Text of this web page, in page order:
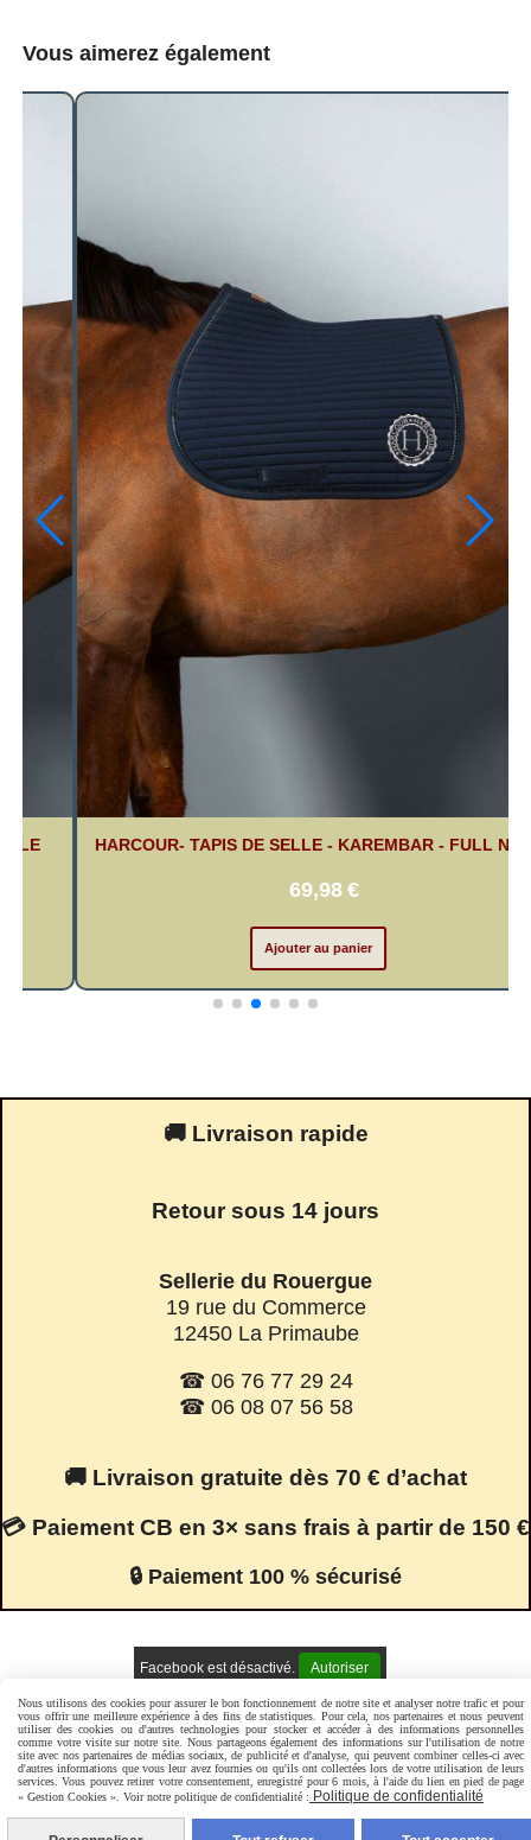
Vous aimerez également
HARCOUR- TAPIS DE SELLE - KAREMBAR -BLUSH
69,98€
Ajouter au panier
🚚 Livraison rapide
Retour sous 14 jours
Sellerie du Rouergue
19 rue du Commerce
12450 La Primaube
☎ 06 76 77 29 24
☎ 06 08 07 56 58
🚚 Livraison gratuite dès 70 € d’achat
💳 Paiement CB en 3× sans frais à partir de 150 €
🔒 Paiement 100 % sécurisé
Facebook est désactivé. Autoriser
Mentions Légales
Conditions générales de vente
Politique de confidentialité
Gestion cookies Mon Compte
Nous utilisons des cookies pour assurer le bon fonctionnement de notre site et analyser notre trafic et pour
vous offrir une meilleure expérience à des fins de statistiques. Pour cela, nos partenaires et nous peuvent
utiliser des cookies ou d'autres technologies pour stocker et accéder à des informations personnelles
comme votre visite sur notre site. Nous partageons également des informations sur l'utilisation de notre
site avec nos partenaires de médias sociaux, de publicité et d'analyse, qui peuvent combiner celles-ci avec
d'autres informations que vous leur avez fournies ou qu'ils ont collectées lors de votre utilisation de leurs
services. Vous pouvez retirer votre consentement, enregistré pour 6 mois, à l'aide du lien en pied de page
« Gestion Cookies ». Voir notre politique de confidentialité : Politique de confidentialité